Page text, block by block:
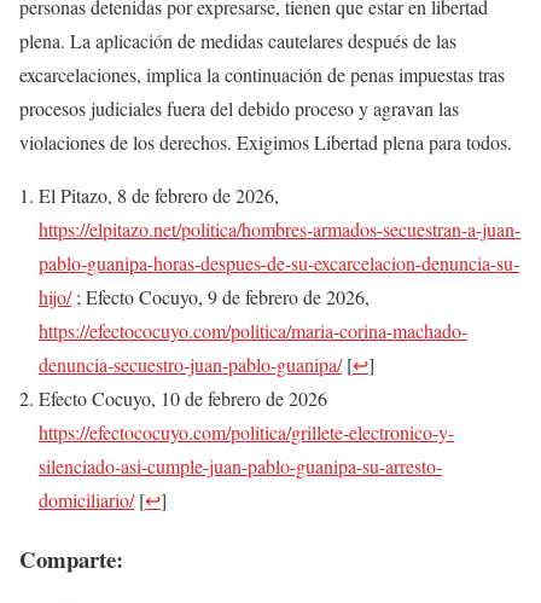
personas detenidas por expresarse, tienen que estar en libertad
plena. La aplicación de medidas cautelares después de las
excarcelaciones, implica la continuación de penas impuestas tras
procesos judiciales fuera del debido proceso y agravan las
violaciones de los derechos. Exigimos Libertad plena para todos.
El Pitazo, 8 de febrero de 2026,
https://elpitazo.net/politica/hombres-armados-secuestran-a-juan-
pablo-guanipa-horas-despues-de-su-excarcelacion-denuncia-su-
hijo/; Efecto Cocuyo, 9 de febrero de 2026,
https://efectococuyo.com/politica/maria-corina-machado-
denuncia-secuestro-juan-pablo-guanipa/ [↩]
Efecto Cocuyo, 10 de febrero de 2026
https://efectococuyo.com/politica/grillete-electronico-y-
silenciado-asi-cumple-juan-pablo-guanipa-su-arresto-
domiciliario/ [↩]
Comparte: